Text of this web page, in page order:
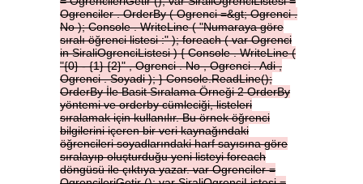
Ogrenciler.OrderBy(Ogrenci=&gt;Ogrenci.
No);Console.WriteLine("Numarayagöre
sıralıöğrencilistesi:");foreach(varOgrenci
inSiraliOgrenciListesi){Console.WriteLine(
"{0}-{1}{2}",Ogrenci.No,Ogrenci.Adi,
Ogrenci.Soyadi);}Console.ReadLine();
OrderByİleBasitSıralamaÖrneği2OrderBy
yöntemiveorderbycümleciği,listeleri
sıralamakiçinkullanılır.Buörneköğrenci
bilgileriniiçerenbirverikaynağındaki
öğrencilerisoyadlarındakiharfsayısınagöre
sıralayıpoluşturduğuyenilisteyiforeach
döngüsüileçıktıyayazar.varOgrenciler=